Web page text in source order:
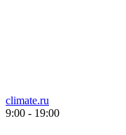
climate.ru
9:00 - 19:00